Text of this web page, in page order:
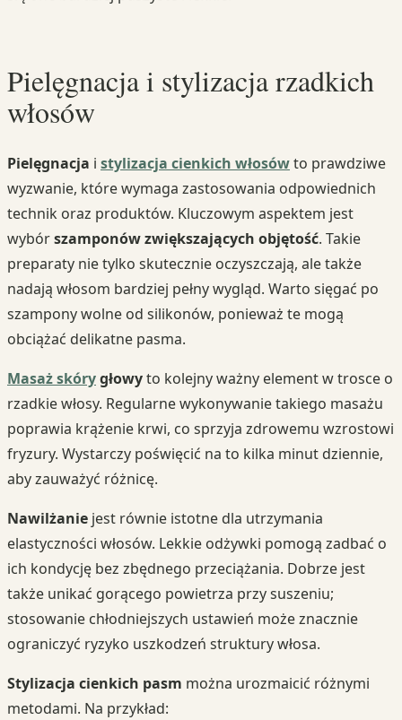
Pielęgnacja i stylizacja rzadkich
włosów
Pielęgnacja i stylizacja cienkich włosówto prawdziwe
wyzwanie, które wymaga zastosowania odpowiednich
technik oraz produktów. Kluczowym aspektem jest
wybórszamponów zwiększających objętość. Takie
preparaty nie tylko skutecznie oczyszczają, ale także
nadają włosom bardziej pełny wygląd. Warto sięgać po
szampony wolne od silikonów, ponieważ te mogą
obciążać delikatne pasma.
Masaż skórygłowyto kolejny ważny element w trosce o
rzadkie włosy. Regularne wykonywanie takiego masażu
poprawia krążenie krwi, co sprzyja zdrowemu wzrostowi
fryzury. Wystarczy poświęcić na to kilka minut dziennie,
aby zauważyć różnicę.
Nawilżanie jest równie istotne dla utrzymania
elastyczności włosów. Lekkie odżywki pomogą zadbać o
ich kondycję bez zbędnego przeciążania. Dobrze jest
także unikać gorącego powietrza przy suszeniu;
stosowanie chłodniejszych ustawień może znacznie
ograniczyć ryzyko uszkodzeń struktury włosa.
Stylizacja cienkich pasm można urozmaicić różnymi
metodami. Na przykład: